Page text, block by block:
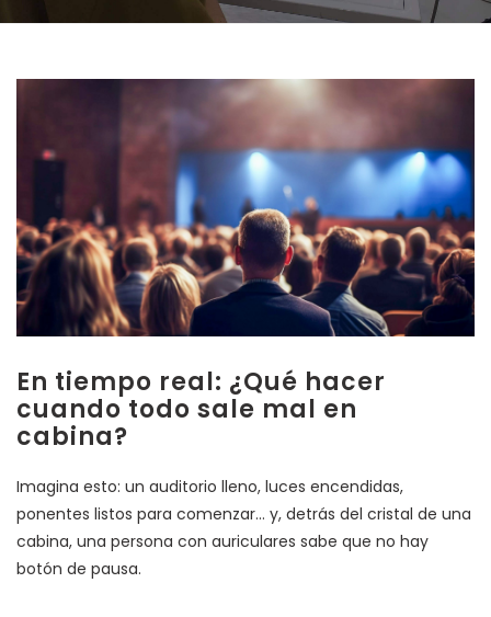
En tiempo real: ¿Qué hacer
cuando todo sale mal en
cabina?
Imagina esto: un auditorio lleno, luces encendidas,
ponentes listos para comenzar… y, detrás del cristal de una
cabina, una persona con auriculares sabe que no hay
botón de pausa.